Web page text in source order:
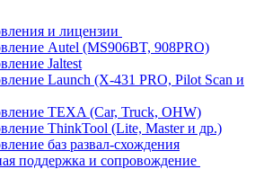
и лицензии
Autel (MS906BT, 908PRO)
Jaltest
Launch (X-431 PRO, Pilot Scan и
TEXA (Car, Truck, OHW)
ThinkTool (Lite, Master и др.)
баз развал-схождения
поддержка и сопровождение